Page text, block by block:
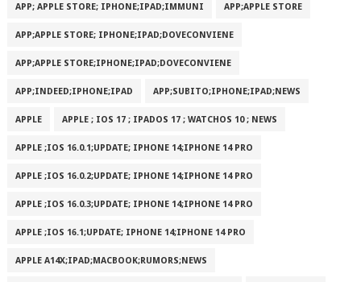
APP; APPLE STORE; IPHONE;IPAD;IMMUNI APP;APPLE STORE
APP;APPLE STORE; IPHONE;IPAD;DOVECONVIENE
APP;APPLE STORE;IPHONE;IPAD;DOVECONVIENE
APP;INDEED;IPHONE;IPAD APP;SUBITO;IPHONE;IPAD;NEWS
APPLE APPLE ; IOS 17 ; IPADOS 17 ; WATCHOS 10 ; NEWS
APPLE ;IOS 16.0.1;UPDATE; IPHONE 14;IPHONE 14 PRO
APPLE ;IOS 16.0.2;UPDATE; IPHONE 14;IPHONE 14 PRO
APPLE ;IOS 16.0.3;UPDATE; IPHONE 14;IPHONE 14 PRO
APPLE ;IOS 16.1;UPDATE; IPHONE 14;IPHONE 14 PRO
APPLE A14X;IPAD;MACBOOK;RUMORS;NEWS